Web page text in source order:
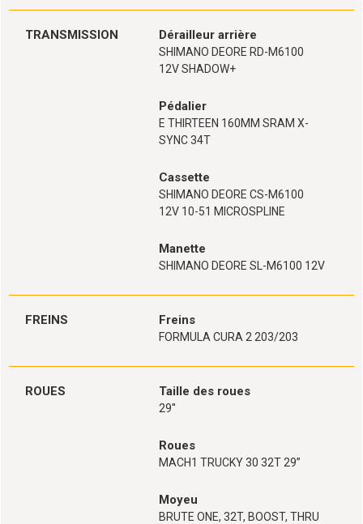
TRANSMISSION Dérailleur arrière
SHIMANO DEORE RD-M6100
12V SHADOW+
Pédalier
E THIRTEEN 160MM SRAM X-
SYNC 34T
Cassette
SHIMANO DEORE CS-M6100
12V 10-51 MICROSPLINE
Manette
SHIMANO DEORE SL-M6100 12V
FREINS Freins
FORMULA CURA 2 203/203
ROUES Taille des roues
29''
Roues
MACH1 TRUCKY 30 32T 29’’
Moyeu
BRUTE ONE, 32T, BOOST, THRU